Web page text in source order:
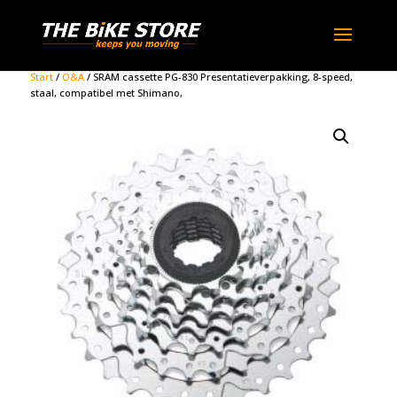
Start/ O&A/ SRAM cassette PG-830 Presentatieverpakking, 8-speed,
staal, compatibel met Shimano,